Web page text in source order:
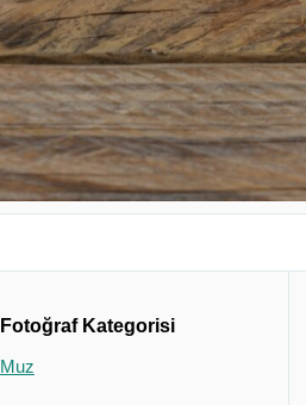
Fotoğraf Kategorisi
Muz